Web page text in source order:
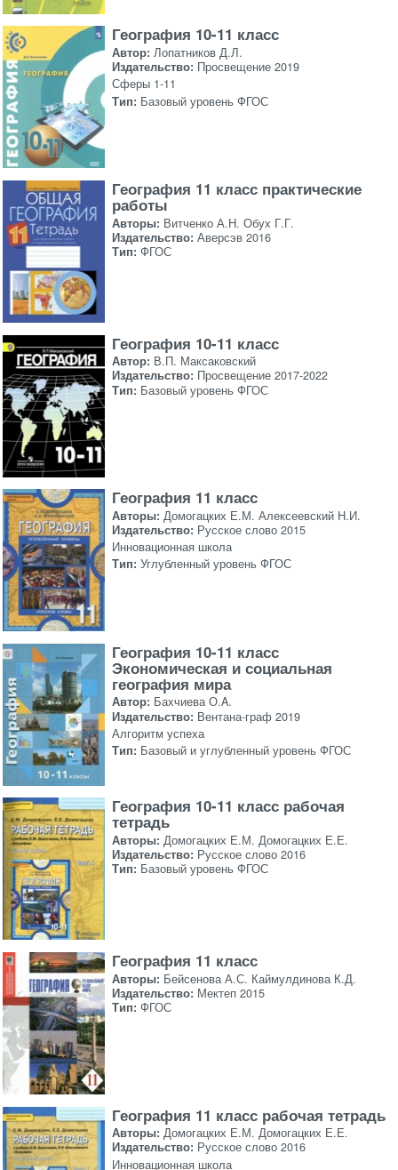
География 10-11 класс
Автор: Лопатников Д.Л.
Издательство: Просвещение 2019
Сферы 1-11
Тип: Базовый уровень ФГОС
География 11 класс практические
работы
Авторы: Витченко А.Н. Обух Г.Г.
Издательство: Аверсэв 2016
Тип: ФГОС
География 10-11 класс
Автор: В.П. Максаковский
Издательство: Просвещение 2017-2022
Тип: Базовый уровень ФГОС
География 11 класс
Авторы: Домогацких Е.М. Алексеевский Н.И.
Издательство: Русское слово 2015
Инновационная школа
Тип: Углубленный уровень ФГОС
География 10-11 класс
Экономическая и социальная
география мира
Автор: Бахчиева О.A.
Издательство: Вентана-граф 2019
Алгоритм успеха
Тип: Базовый и углубленный уровень ФГОС
География 10-11 класс рабочая
тетрадь
Авторы: Домогацких Е.М. Домогацких Е.Е.
Издательство: Русское слово 2016
Тип: Базовый уровень ФГОС
География 11 класс
Авторы: Бейсенова А.С. Каймулдинова К.Д.
Издательство: Мектеп 2015
Тип: ФГОС
География 11 класс рабочая тетрадь
Авторы: Домогацких Е.М. Домогацких Е.Е.
Издательство: Русское слово 2016
Инновационная школа